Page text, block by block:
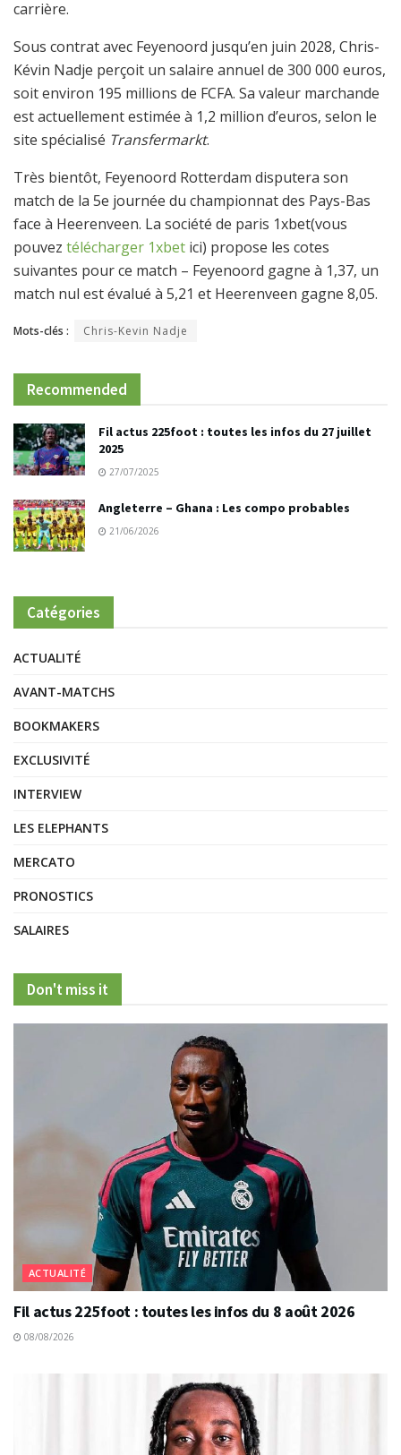
carrière.
Sous contrat avec Feyenoord jusqu’en juin 2028, Chris-
Kévin Nadje perçoit un salaire annuel de 300 000 euros,
soit environ 195 millions de FCFA. Sa valeur marchande
est actuellement estimée à 1,2 million d’euros, selon le
site spécialisé Transfermarkt.
Très bientôt, Feyenoord Rotterdam disputera son
match de la 5e journée du championnat des Pays-Bas
face à Heerenveen. La société de paris 1xbet(vous
pouvez télécharger 1xbet ici) propose les cotes
suivantes pour ce match – Feyenoord gagne à 1,37, un
match nul est évalué à 5,21 et Heerenveen gagne 8,05.
Mots-clés : Chris-Kevin Nadje
Recommended
Fil actus 225foot : toutes les infos du 27 juillet
2025
27/07/2025
Angleterre – Ghana : Les compo probables
21/06/2026
Catégories
ACTUALITÉ
AVANT-MATCHS
BOOKMAKERS
EXCLUSIVITÉ
INTERVIEW
LES ELEPHANTS
MERCATO
PRONOSTICS
SALAIRES
Don't miss it
ACTUALITÉ
Fil actus 225foot : toutes les infos du 8 août 2026
08/08/2026